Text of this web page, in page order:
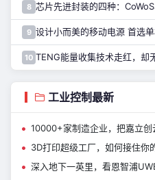
8 芯片先进封装的四种：
9 设计小而美的移动电源 首选单
10
工业控制最新
10000+家制造企业，把嘉立创
3D打印超级工厂，如何接住你
深入地下一英里，看恩智浦UWB技